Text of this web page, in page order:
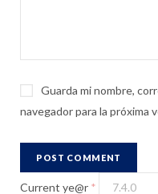
Guarda mi nombre,
navegador para la próxima
Current ye@r *